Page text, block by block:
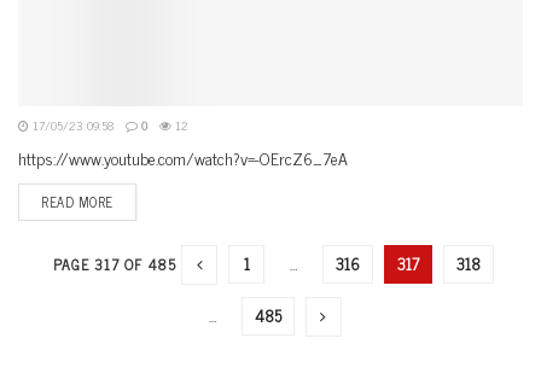
17/05/23 09:58 0 12
https://www.youtube.com/watch?v=-OErcZ6_7eA
READ MORE
PAGE 317 OF 485 1 … 316 317 318
… 485